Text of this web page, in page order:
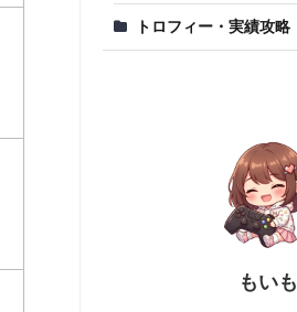
トロフィー・実績攻略
もいも